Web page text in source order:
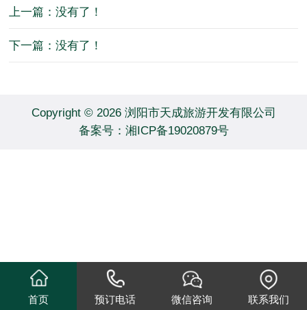
上一篇：没有了！
下一篇：没有了！
Copyright © 2026 浏阳市天成旅游开发有限公司
备案号： 湘ICP备19020879号
首页 预订电话 微信咨询 联系我们